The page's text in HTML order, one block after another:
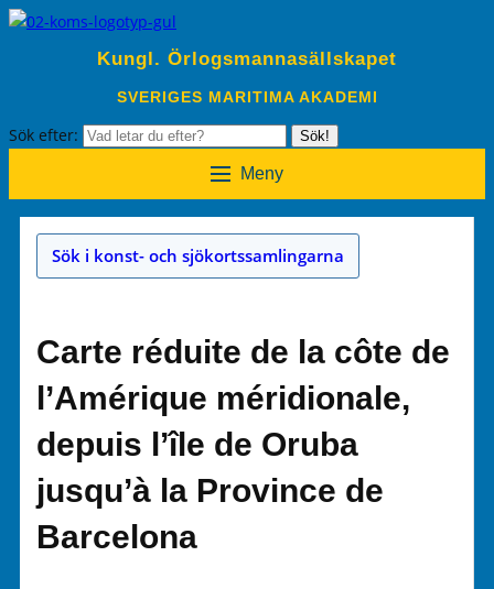
Kungl. Örlogsmannasällskapet
SVERIGES MARITIMA AKADEMI
Sök efter: Sök!
Meny
Sök i konst- och sjökortssamlingarna
Carte réduite de la côte de
l’Amérique méridionale,
depuis l’île de Oruba
jusqu’à la Province de
Barcelona